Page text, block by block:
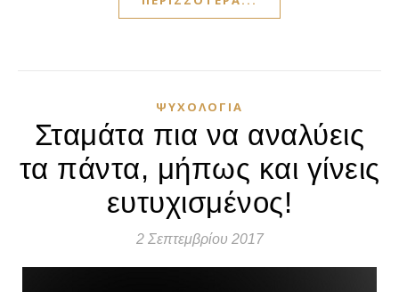
ΨΥΧΟΛΟΓΊΑ
Σταμάτα πια να αναλύεις
τα πάντα, μήπως και γίνεις
ευτυχισμένος!
2 Σεπτεμβρίου 2017